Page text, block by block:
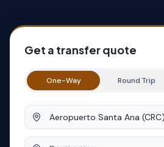
Get a transfer quote
One-Way Round Trip
Origin
Destination